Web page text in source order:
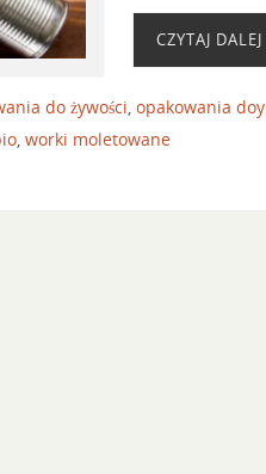
CZYTAJ DALEJ
do żywości, opakowania
, worki moletowane